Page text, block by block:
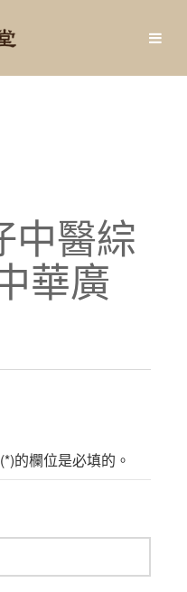
中醫綜
華廣
的欄位是必填的。